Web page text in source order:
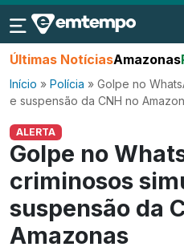
Últimas NotíciasAmazonas
Início » Polícia » Golpe no
e suspensão da CNH no
ALERTA
Golpe no
criminosos
suspensão da
Amazonas